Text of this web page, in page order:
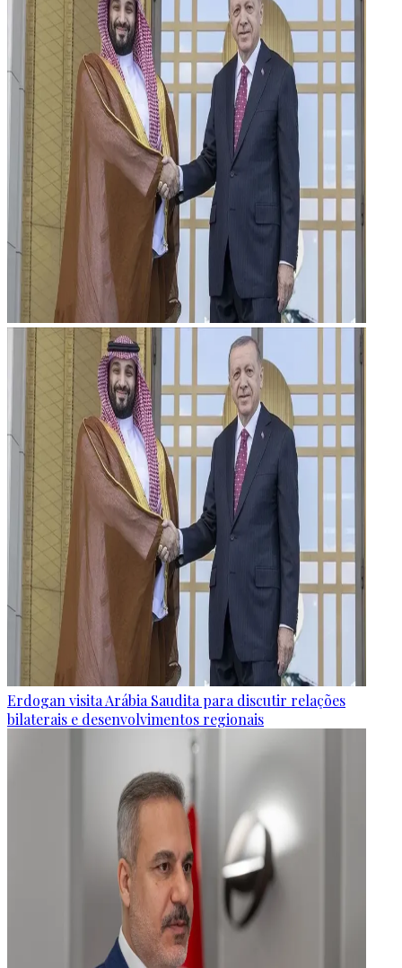
Erdogan visita Arábia Saudita para discutir relações
bilaterais e desenvolvimentos regionais